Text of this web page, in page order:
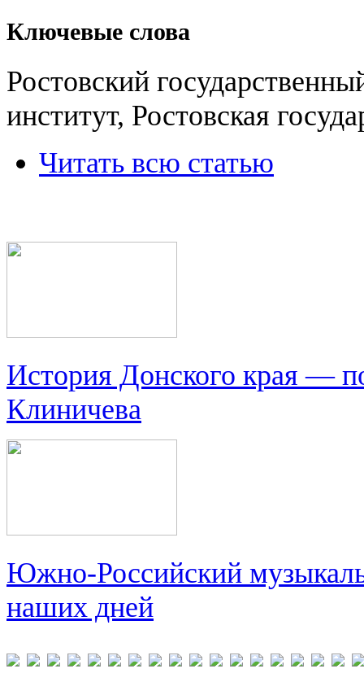
Ключевые слова
Ростовский
институт, Ростовская
Читать всю статью
История Донского края —
Клиничева
Южно-Российский
наших дней